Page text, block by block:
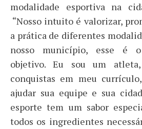
modalidade esportiva na
“Nosso intuito é valorizar,
a prática de diferentes
nosso município, esse é
objetivo. Eu sou um
conquistas em meu
ajudar sua equipe e sua
esporte tem um sabor
todos os ingredientes